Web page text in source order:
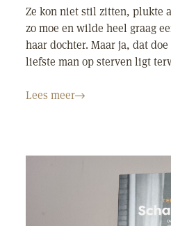
Ze kon niet stil zitten, plukte
zo moe en wilde heel graag
haar dochter. Maar ja, dat
liefste man op sterven ligt
Lees meer